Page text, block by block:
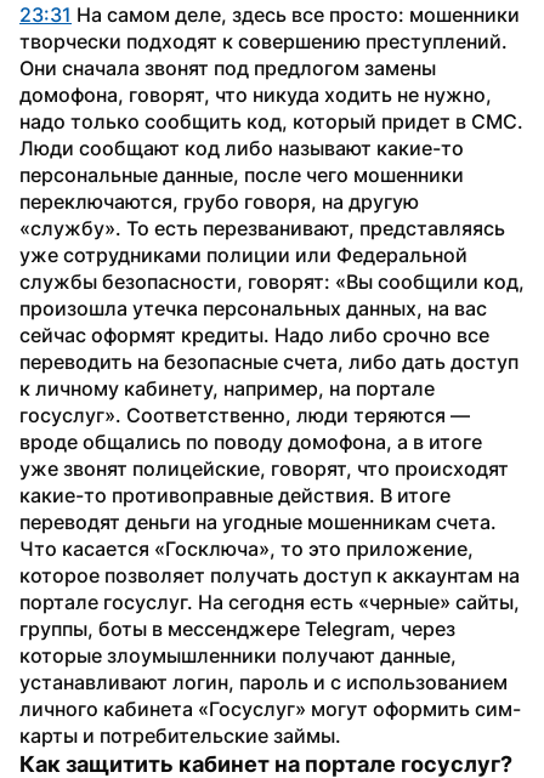
23:31 На самом деле, здесь все просто: мошенники
творчески подходят к совершению преступлений.
Они сначала звонят под предлогом замены
домофона, говорят, что никуда ходить не нужно,
надо только сообщить код, который придет в СМС.
Люди сообщают код либо называют какие-то
персональные данные, после чего мошенники
переключаются, грубо говоря, на другую
«службу». То есть перезванивают, представляясь
уже сотрудниками полиции или Федеральной
службы безопасности, говорят: «Вы сообщили код,
произошла утечка персональных данных, на вас
сейчас оформят кредиты. Надо либо срочно все
переводить на безопасные счета, либо дать доступ
к личному кабинету, например, на портале
госуслуг». Соответственно, люди теряются —
вроде общались по поводу домофона, а в итоге
уже звонят полицейские, говорят, что происходят
какие-то противоправные действия. В итоге
переводят деньги на угодные мошенникам счета.
Что касается «Госключа», то это приложение,
которое позволяет получать доступ к аккаунтам на
портале госуслуг. На сегодня есть «черные» сайты,
группы, боты в мессенджере Telegram, через
которые злоумышленники получают данные,
устанавливают логин, пароль и с использованием
личного кабинета «Госуслуг» могут оформить сим-
карты и потребительские займы.
Как защитить кабинет на портале госуслуг?